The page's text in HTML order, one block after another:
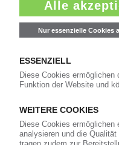
KI Polymerpreise
Charts und Datentabellen
Preis-Indizes
Marktreports und